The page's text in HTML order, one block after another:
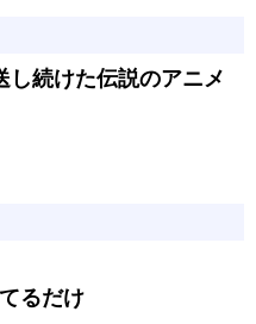
し続けた伝説のアニメ
るだけ